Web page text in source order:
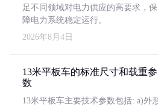
足不同领域对电力供应的高要求，保
障电力系统稳定运行。
2026年8月4日
13米平板车的标准尺寸和载重参
数
13米平板车主要技术参数包括: a)外